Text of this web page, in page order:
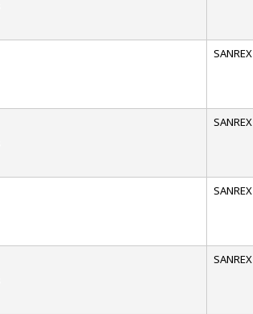
SANREX
SANREX
SANREX
SANREX